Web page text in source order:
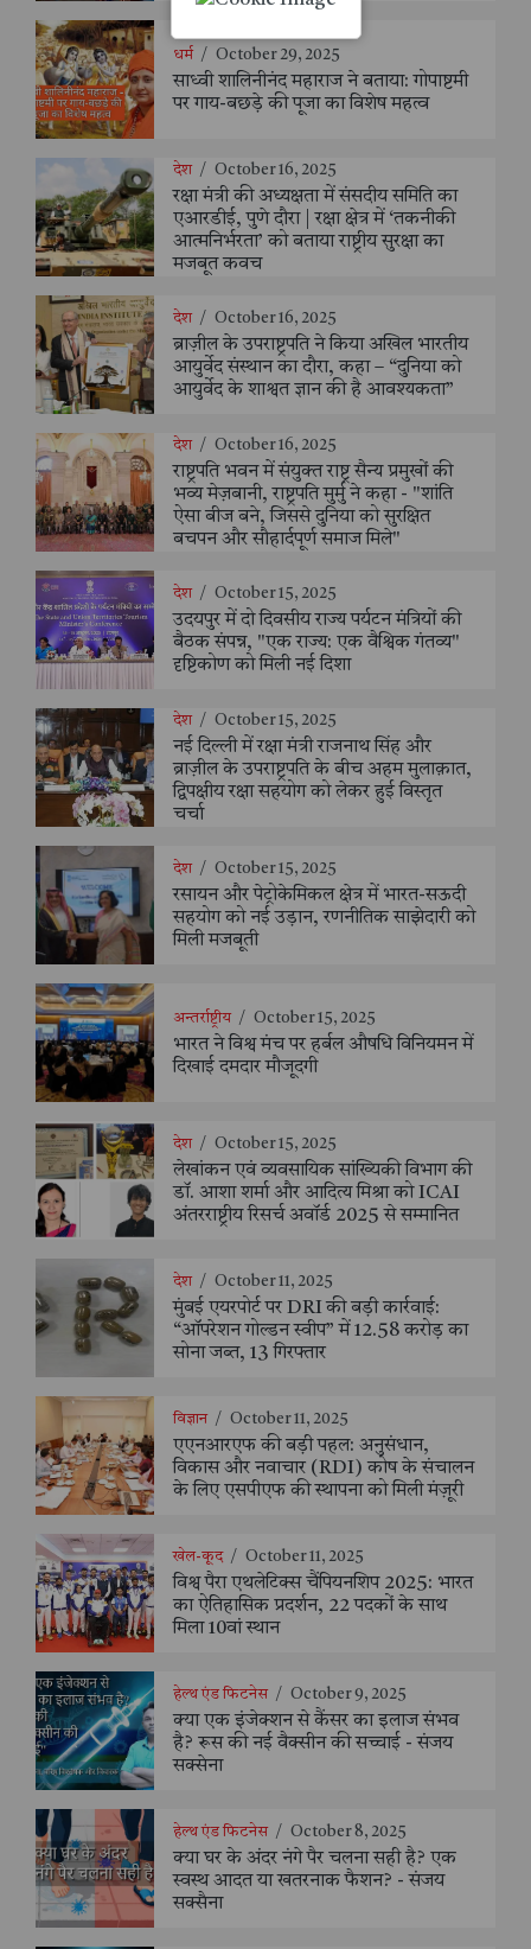
धर्म / October 29, 2025
साध्वी शालिनीनंद महाराज ने बताया: गोपाष्टमी
पर गाय-बछड़े की पूजा का विशेष महत्व
देश / October 16, 2025
रक्षा मंत्री की अध्यक्षता में संसदीय समिति का
एआरडीई, पुणे दौरा | रक्षा क्षेत्र में ‘तकनीकी
आत्मनिर्भरता’ को बताया राष्ट्रीय सुरक्षा का
मजबूत कवच
देश / October 16, 2025
ब्राज़ील के उपराष्ट्रपति ने किया अखिल भारतीय
आयुर्वेद संस्थान का दौरा, कहा – “दुनिया को
आयुर्वेद के शाश्वत ज्ञान की है आवश्यकता”
देश / October 16, 2025
राष्ट्रपति भवन में संयुक्त राष्ट्र सैन्य प्रमुखों की
भव्य मेज़बानी, राष्ट्रपति मुर्मु ने कहा - "शांति
ऐसा बीज बने, जिससे दुनिया को सुरक्षित
बचपन और सौहार्दपूर्ण समाज मिले"
देश / October 15, 2025
उदयपुर में दो दिवसीय राज्य पर्यटन मंत्रियों की
बैठक संपन्न, "एक राज्य: एक वैश्विक गंतव्य"
दृष्टिकोण को मिली नई दिशा
देश / October 15, 2025
नई दिल्ली में रक्षा मंत्री राजनाथ सिंह और
ब्राज़ील के उपराष्ट्रपति के बीच अहम मुलाक़ात,
द्विपक्षीय रक्षा सहयोग को लेकर हुई विस्तृत
चर्चा
देश / October 15, 2025
रसायन और पेट्रोकेमिकल क्षेत्र में भारत-सऊदी
सहयोग को नई उड़ान, रणनीतिक साझेदारी को
मिली मजबूती
अन्तर्राष्ट्रीय / October 15, 2025
भारत ने विश्व मंच पर हर्बल औषधि विनियमन में
दिखाई दमदार मौजूदगी
देश / October 15, 2025
लेखांकन एवं व्यवसायिक सांख्यिकी विभाग की
डॉ. आशा शर्मा और आदित्य मिश्रा को ICAI
अंतरराष्ट्रीय रिसर्च अवॉर्ड 2025 से सम्मानित
देश / October 11, 2025
मुंबई एयरपोर्ट पर DRI की बड़ी कार्रवाई:
“ऑपरेशन गोल्डन स्वीप” में 12.58 करोड़ का
सोना जब्त, 13 गिरफ्तार
विज्ञान / October 11, 2025
एएनआरएफ की बड़ी पहल: अनुसंधान,
विकास और नवाचार (RDI) कोष के संचालन
के लिए एसपीएफ की स्थापना को मिली मंज़ूरी
खेल-कूद / October 11, 2025
विश्व पैरा एथलेटिक्स चैंपियनशिप 2025: भारत
का ऐतिहासिक प्रदर्शन, 22 पदकों के साथ
मिला 10वां स्थान
हेल्थ एंड फिटनेस / October 9, 2025
क्या एक इंजेक्शन से कैंसर का इलाज संभव
है? रूस की नई वैक्सीन की सच्चाई - संजय
सक्सेना
हेल्थ एंड फिटनेस / October 8, 2025
क्या घर के अंदर नंगे पैर चलना सही है? एक
स्वस्थ आदत या खतरनाक फैशन? - संजय
सक्सैना